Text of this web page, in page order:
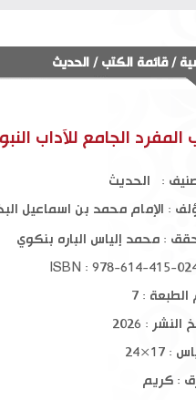
/قائمة الكتب/ الحديث
المفرد الجامع للآداب
: الحديث
: الإمام محمد بن اسماعيل
: محمد إلياس الباره بنكوي
: 7
النشر : 2026
: 17×24
: كريم
نبوة محمد صلى
$ 18.00